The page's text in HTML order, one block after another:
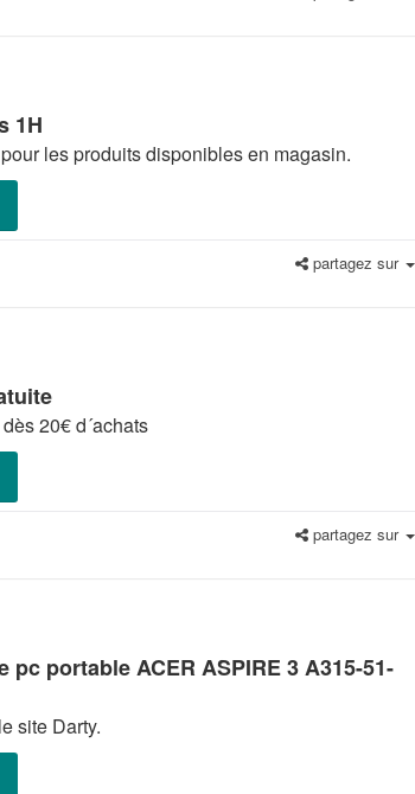
1H
les produits disponibles en magasin.
partagez sur
20€ d´achats
partagez sur
pc portable ACER ASPIRE 3 A315-51-
site Darty.